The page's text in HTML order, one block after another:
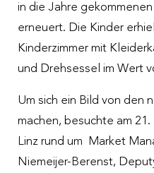
in die Jahre
erneuert. Die Kinder
Kinderzimmer mit
und Drehsessel im Wert
Um sich ein Bild von den
machen, besuchte am
Linz rund um Market
Niemeijer-Berenst,